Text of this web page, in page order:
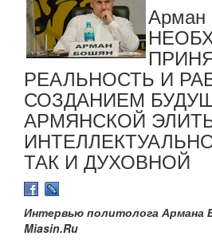
Арман
РЕАЛЬНОСТЬ И
СОЗДАНИЕМ
АРМЯНСКОЙ
ТАК И ДУХОВНОЙ
Интервью политолога Армана
Miasin.Ru